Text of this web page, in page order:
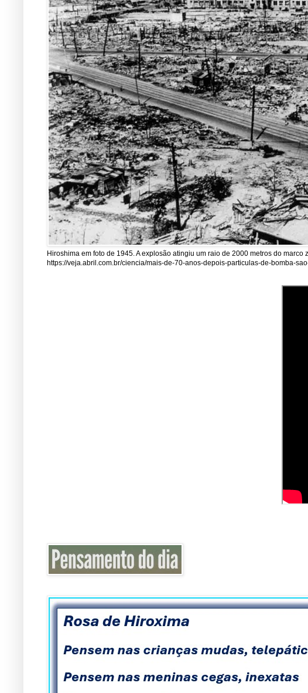
Hiroshima em foto de 1945. A explosão atingiu um raio de 2000 metros do
https://veja.abril.com.br/ciencia/mais-de-70-anos-depois-particulas-de-bomba-